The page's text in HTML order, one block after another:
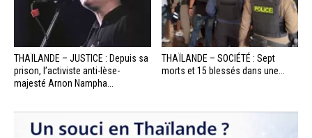
THAÏLANDE – JUSTICE : Depuis sa
prison, l’activiste anti-lèse-
majesté Arnon Nampha...
THAÏLANDE – SOCIÉTÉ : Sept
morts et 15 blessés dans une...